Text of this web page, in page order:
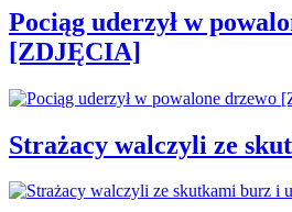
Pociąg uderzył w
[ZDJĘCIA]
Strażacy walczyli ze